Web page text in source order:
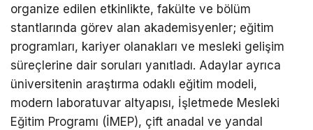
organize edilen etkinlikte, fakülte ve bölüm
stantlarında görev alan akademisyenler; eğitim
programları, kariyer olanakları ve mesleki gelişim
süreçlerine dair soruları yanıtladı. Adaylar ayrıca
üniversitenin araştırma odaklı eğitim modeli,
modern laboratuvar altyapısı, İşletmede Mesleki
Eğitim Programı (İMEP), çift anadal ve yandal